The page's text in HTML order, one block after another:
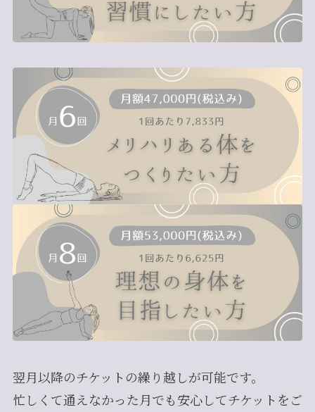
翌月以降のチケットの繰り越しが可能です。
忙しくて通えなかった月でも安心してチケットをご